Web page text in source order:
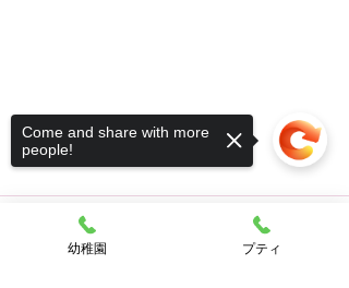
幼稚園 プティ
Come and share with more
people!